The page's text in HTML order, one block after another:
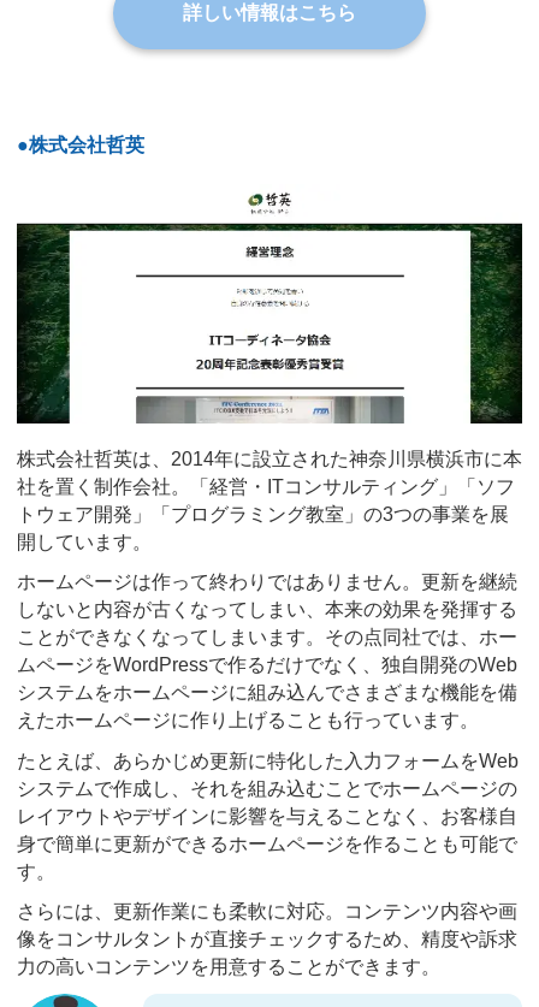
詳しい情報はこちら
●株式会社哲英
株式会社哲英は、2014年に設立された神奈川県横浜市に本
社を置く制作会社。「経営・ITコンサルティング」「ソフ
トウェア開発」「プログラミング教室」の3つの事業を展
開しています。
ホームページは作って終わりではありません。更新を継続
しないと内容が古くなってしまい、本来の効果を発揮する
ことができなくなってしまいます。その点同社では、ホー
ムページをWordPressで作るだけでなく、独自開発のWeb
システムをホームページに組み込んでさまざまな機能を備
えたホームページに作り上げることも行っています。
たとえば、あらかじめ更新に特化した入力フォームをWeb
システムで作成し、それを組み込むことでホームページの
レイアウトやデザインに影響を与えることなく、お客様自
身で簡単に更新ができるホームページを作ることも可能で
す。
さらには、更新作業にも柔軟に対応。コンテンツ内容や画
像をコンサルタントが直接チェックするため、精度や訴求
力の高いコンテンツを用意することができます。